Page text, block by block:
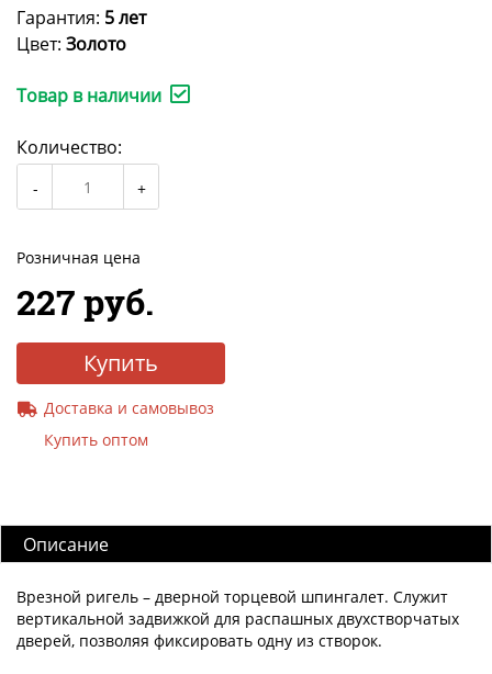
Гарантия: 5 лет
Цвет: Золото
Товар в наличии
Количество:
Розничная цена
227 руб.
Купить
Доставка и самовывоз
Купить оптом
Описание
Врезной ригель – дверной торцевой шпингалет. Служит
вертикальной задвижкой для распашных двухстворчатых
дверей, позволяя фиксировать одну из створок.